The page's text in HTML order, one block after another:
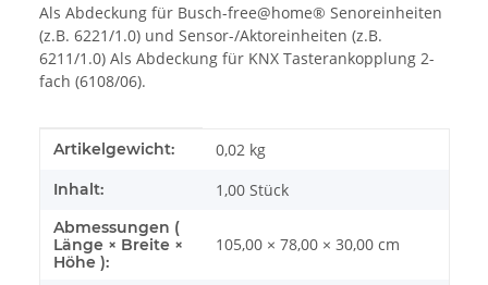
Als Abdeckung für Busch-free@home® Senoreinheiten
(z.B. 6221/1.0) und Sensor-/Aktoreinheiten (z.B.
6211/1.0) Als Abdeckung für KNX Tasterankopplung 2-
fach (6108/06).
Produkteigenschaft
Wert
Artikelgewicht: 0,02 kg
Inhalt: 1,00 Stück
Abmessungen (
Länge × Breite ×
Höhe ):
105,00 × 78,00 × 30,00 cm